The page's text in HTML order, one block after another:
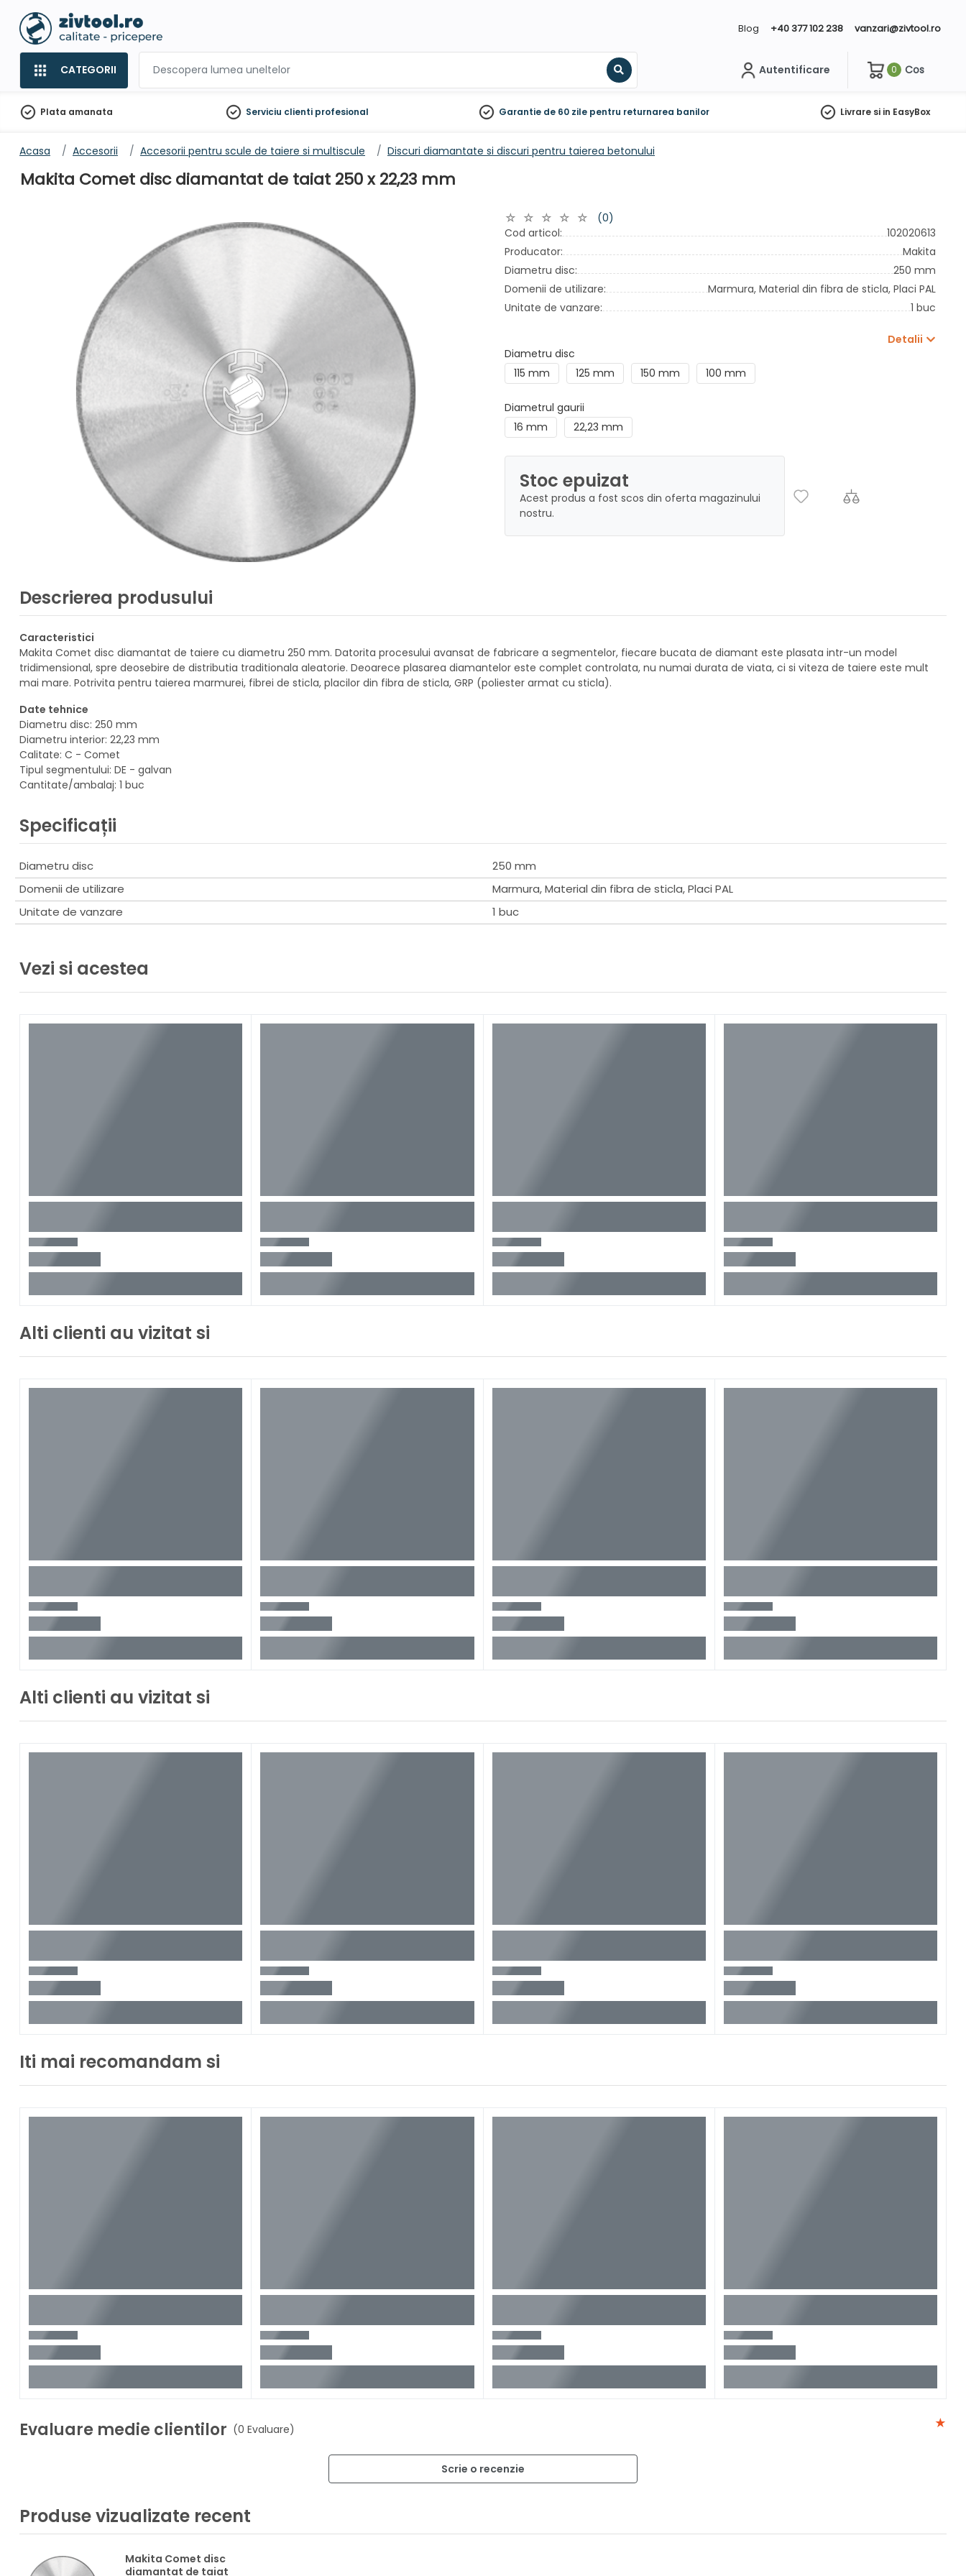
Blog +40 377 102 238 vanzari@zivtool.ro
CATEGORII
Search
Autentificare 0 Cos
Plata amanata Serviciu clienti profesional Garantie de 60 zile pentru returnarea banilor Livrare si in EasyBox
Acasa Accesorii Accesorii pentru scule de taiere si multiscule Discuri diamantate si discuri pentru taierea betonului
Makita Comet disc diamantat de taiat 250 x 22,23 mm
(0)
Cod articol:
102020613
Producator:
Makita
Diametru disc:
250 mm
Domenii de utilizare:
Marmura, Material din fibra de sticla, Placi PAL
Unitate de vanzare:
1 buc
Detalii
Diametru disc
115 mm
125 mm 150 mm 100 mm
Diametrul gaurii
16 mm
22,23 mm
Stoc epuizat
Acest produs a fost scos din oferta magazinului
nostru.
Descrierea produsului
Caracteristici
Makita Comet disc diamantat de taiere cu diametru 250 mm. Datorita procesului avansat de fabricare a segmentelor, fiecare bucata de diamant este plasata intr-un model
tridimensional, spre deosebire de distributia traditionala aleatorie. Deoarece plasarea diamantelor este complet controlata, nu numai durata de viata, ci si viteza de taiere este mult
mai mare. Potrivita pentru taierea marmurei, fibrei de sticla, placilor din fibra de sticla, GRP (poliester armat cu sticla).
Date tehnice
Diametru disc: 250 mm
Diametru interior: 22,23 mm
Calitate: C - Comet
Tipul segmentului: DE - galvan
Cantitate/ambalaj: 1 buc
Specificații
Diametru disc
250 mm
Domenii de utilizare
Marmura, Material din fibra de sticla, Placi PAL
Unitate de vanzare
1 buc
Vezi si acestea
Alti clienti au vizitat si
Alti clienti au vizitat si
Iti mai recomandam si
Evaluare medie clientilor (0 Evaluare)
Scrie o recenzie
Produse vizualizate recent
Makita Comet disc
diamantat de taiat